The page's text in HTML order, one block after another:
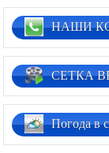
НАШИ
СЕТКА
Погода в